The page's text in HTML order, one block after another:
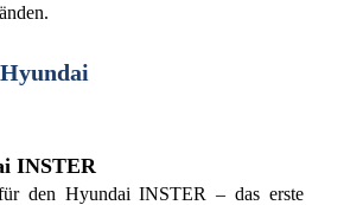
INSTER
den Hyundai INSTER – das erste